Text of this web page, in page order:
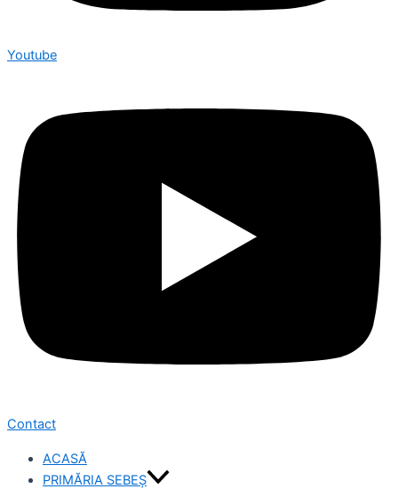
Youtube
Contact
ACASĂ
PRIMĂRIA SEBEȘ